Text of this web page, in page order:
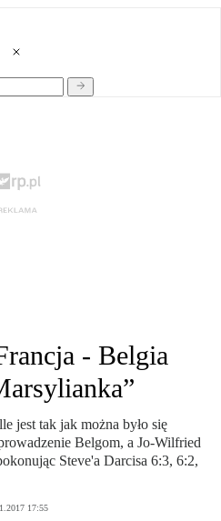
- Belgia
jest tak jak można było się
Belgom, a Jo-Wilfried
Steve'a Darcisa 6:3, 6:2,
17:55